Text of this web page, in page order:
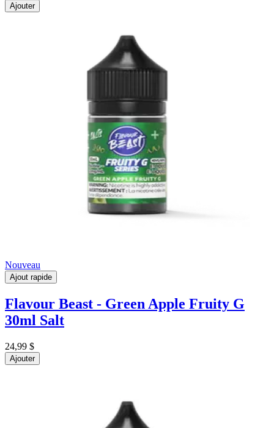
Ajouter
Nouveau
Ajout rapide
Flavour Beast - Green Apple Fruity G
30ml Salt
24,99 $
Ajouter